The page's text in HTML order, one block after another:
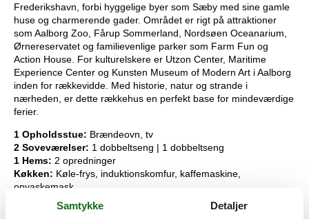
Frederikshavn, forbi hyggelige byer som Sæby med sine gamle
huse og charmerende gader. Området er rigt på attraktioner
som Aalborg Zoo, Fårup Sommerland, Nordsøen Oceanarium,
Ørnereservatet og familievenlige parker som Farm Fun og
Action House. For kulturelskere er Utzon Center, Maritime
Experience Center og Kunsten Museum of Modern Art i Aalborg
inden for rækkevidde. Med historie, natur og strande i
nærheden, er dette rækkehus en perfekt base for mindeværdige
ferier.
1 Opholdsstue: Brændeovn, tv
2 Soveværelser: 1 dobbeltseng | 1 dobbeltseng
1 Hems: 2 opredninger
Køkken: Køle-frys, induktionskomfur, kaffemaskine,
opvaskemask.
Wc, håndvask, bruser
Wc, håndvask
Samtykke Detaljer